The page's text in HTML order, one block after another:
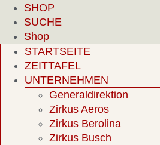
SHOP
SUCHE
Shop
STARTSEITE
ZEITTAFEL
UNTERNEHMEN
Generaldirektion
Zirkus Aeros
Zirkus Berolina
Zirkus Busch